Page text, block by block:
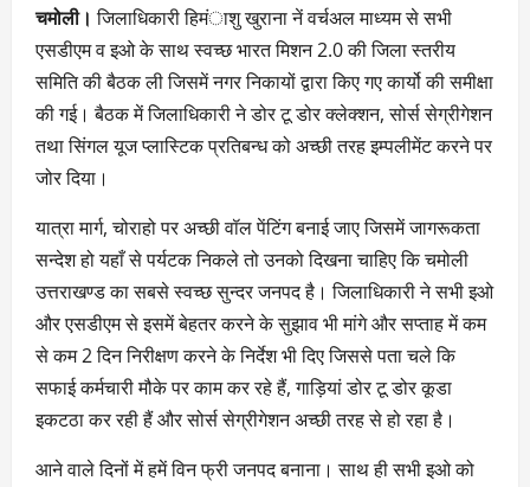
चमोली। जिलाधिकारी हिमंाशु खुराना नें वर्चअल माध्यम से सभी
एसडीएम व इओ के साथ स्वच्छ भारत मिशन 2.0 की जिला स्तरीय
समिति की बैठक ली जिसमें नगर निकायों द्वारा किए गए कार्यो की समीक्षा
की गई। बैठक में जिलाधिकारी ने डोर टू डोर क्लेक्शन, सोर्स सेग्रीगेशन
तथा सिंगल यूज प्लास्टिक प्रतिबन्ध को अच्छी तरह इम्पलीमेंट करने पर
जोर दिया।
यात्रा मार्ग, चोराहो पर अच्छी वॉल पेंटिंग बनाई जाए जिसमें जागरूकता
सन्देश हो यहाँ से पर्यटक निकले तो उनको दिखना चाहिए कि चमोली
उत्तराखण्ड का सबसे स्वच्छ सुन्दर जनपद है। जिलाधिकारी ने सभी इओ
और एसडीएम से इसमें बेहतर करने के सुझाव भी मांगे और सप्ताह में कम
से कम 2 दिन निरीक्षण करने के निर्देश भी दिए जिससे पता चले कि
सफाई कर्मचारी मौके पर काम कर रहे हैं, गाड़ियां डोर टू डोर कूडा
इकटठा कर रही हैं और सोर्स सेग्रीगेशन अच्छी तरह से हो रहा है।
आने वाले दिनों में हमें विन फ्री जनपद बनाना। साथ ही सभी इओ को